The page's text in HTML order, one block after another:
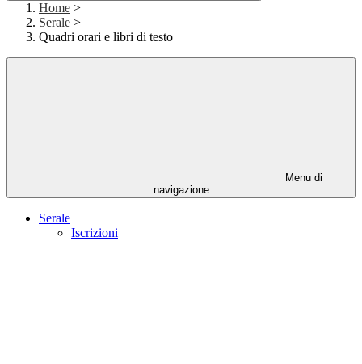
Home >
Serale >
Quadri orari e libri di testo
Menu di
navigazione
Serale
Iscrizioni